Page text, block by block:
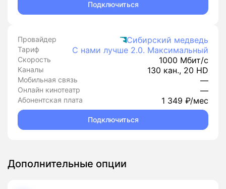
Подключиться
Провайдер Сибирский медведь
Тариф С нами лучше 2.0. Максимальный
Скорость 1000 Мбит/с
Каналы 130 кан., 20 HD
Мобильная связь —
Онлайн кинотеатр —
Абонентская плата 1 349 ₽/мес
Подключиться
Дополнительные опции